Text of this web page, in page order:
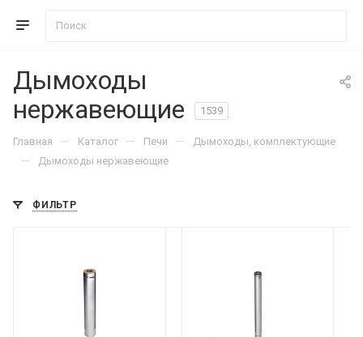
Дымоходы
нержавеющие
1539
Главная — Каталог — Печи — Дымоходы, комплектующие
— Дымоходы нержавеющие
ФИЛЬТР